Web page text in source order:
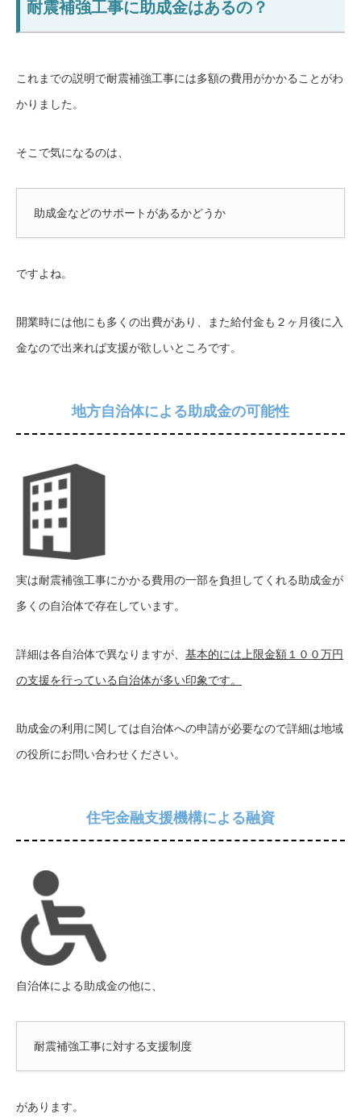
耐震補強工事に助成金はあるの？
これまでの説明で耐震補強工事には多額の費用がかかることがわ
かりました。
そこで気になるのは、
助成金などのサポートがあるかどうか
ですよね。
開業時には他にも多くの出費があり、また給付金も２ヶ月後に入
金なので出来れば支援が欲しいところです。
地方自治体による助成金の可能性
実は耐震補強工事にかかる費用の一部を負担してくれる助成金が
多くの自治体で存在しています。
詳細は各自治体で異なりますが、 基本的には上限金額１００万円
の支援を行っている自治体が多い印象です。
助成金の利用に関しては自治体への申請が必要なので詳細は地域
の役所にお問い合わせください。
住宅金融支援機構による融資
自治体による助成金の他に、
耐震補強工事に対する支援制度
があります。